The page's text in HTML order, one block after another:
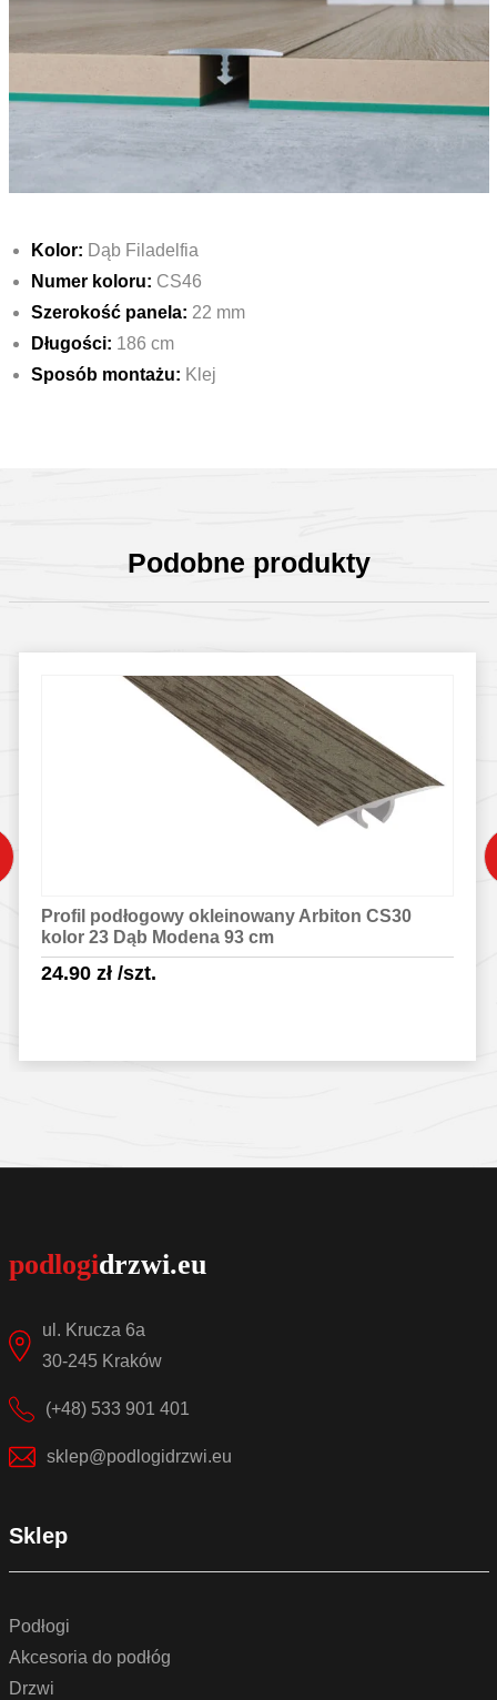
Kolor: Dąb Filadelfia
Numer koloru: CS46
Szerokość panela: 22 mm
Długości: 186 cm
Sposób montażu: Klej
Podobne produkty
Profil podłogowy okleinowany Arbiton CS30
kolor 23 Dąb Modena 93 cm
24.90 zł/szt.
ul. Krucza 6a
30-245 Kraków
(+48) 533 901 401
sklep@podlogidrzwi.eu
Sklep
Podłogi
Akcesoria do podłóg
Drzwi